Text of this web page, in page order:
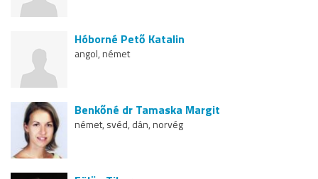
Hóborné Pető Katalin
angol, német
Benkőné dr Tamaska Margit
német, svéd, dán, norvég